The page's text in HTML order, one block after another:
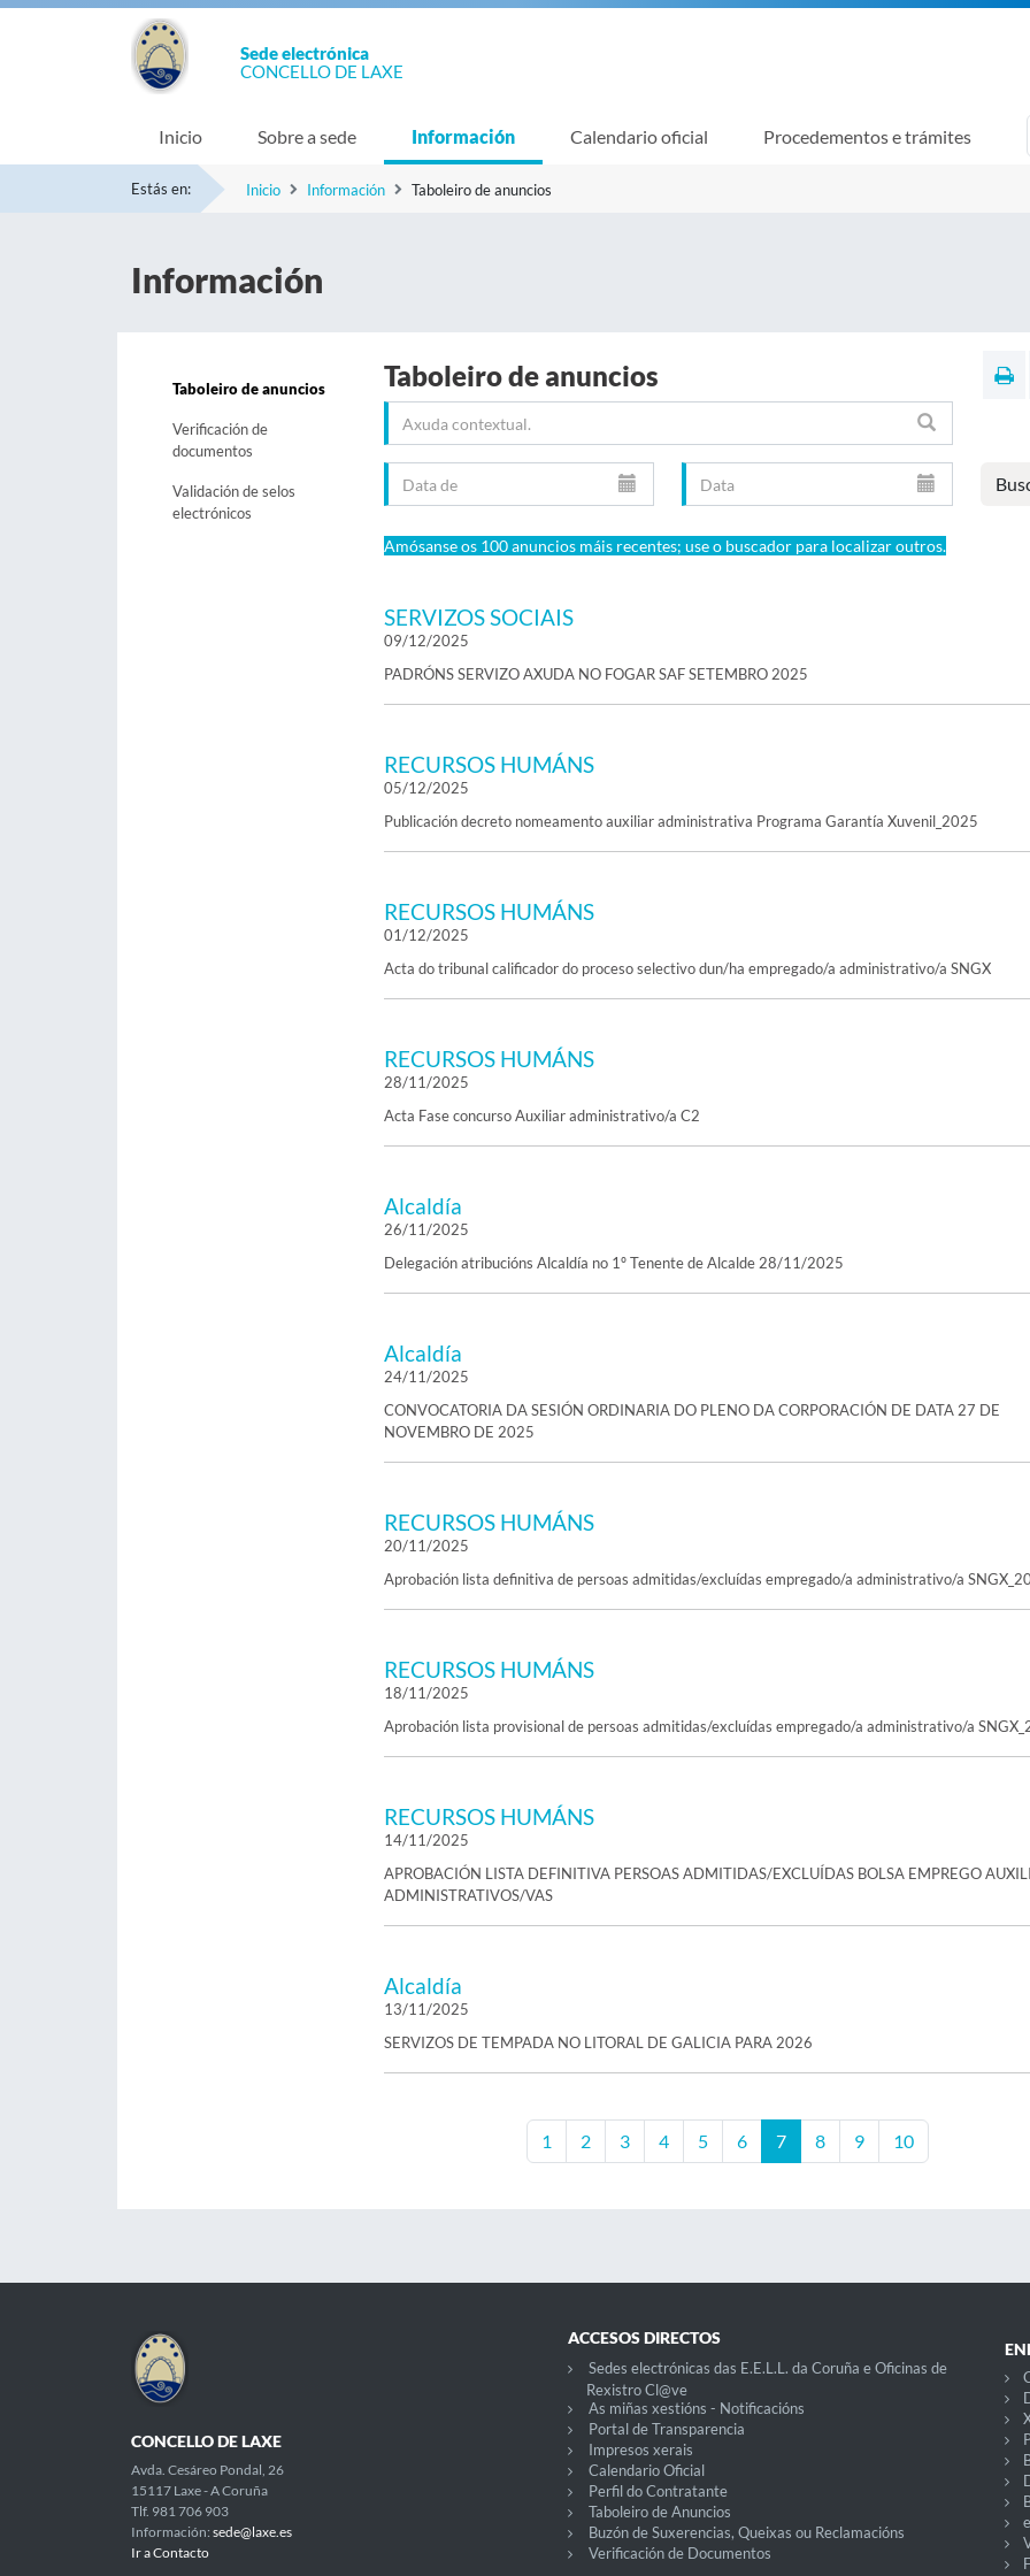
Sede electrónica
CONCELLO DE LAXE
Inicio Sobre a sede Información Calendario oficial Procedementos e trámites
Estás en: Inicio Información Taboleiro de anuncios
Información
Taboleiro de anuncios
Verificación de
documentos
Validación de selos
electrónicos
Taboleiro de anuncios
Amósanse os 100 anuncios máis recentes; use o buscador para localizar outros.
SERVIZOS SOCIAIS
09/12/2025
PADRÓNS SERVIZO AXUDA NO FOGAR SAF SETEMBRO 2025
RECURSOS HUMÁNS
05/12/2025
Publicación decreto nomeamento auxiliar administrativa Programa Garantía Xuvenil_2025
RECURSOS HUMÁNS
01/12/2025
Acta do tribunal calificador do proceso selectivo dun/ha empregado/a administrativo/a SNGX
RECURSOS HUMÁNS
28/11/2025
Acta Fase concurso Auxiliar administrativo/a C2
Alcaldía
26/11/2025
Delegación atribucións Alcaldía no 1º Tenente de Alcalde 28/11/2025
Alcaldía
24/11/2025
CONVOCATORIA DA SESIÓN ORDINARIA DO PLENO DA CORPORACIÓN DE DATA 27 DE
NOVEMBRO DE 2025
RECURSOS HUMÁNS
20/11/2025
Aprobación lista definitiva de persoas admitidas/excluídas empregado/a administrativo/a
RECURSOS HUMÁNS
18/11/2025
Aprobación lista provisional de persoas admitidas/excluídas empregado/a administrativo/a
RECURSOS HUMÁNS
14/11/2025
APROBACIÓN LISTA DEFINITIVA PERSOAS ADMITIDAS/EXCLUÍDAS BOLSA EMPREGO
ADMINISTRATIVOS/VAS
Alcaldía
13/11/2025
SERVIZOS DE TEMPADA NO LITORAL DE GALICIA PARA 2026
1 2 3 4 5 6 7 8 9 10
CONCELLO DE LAXE
Avda. Cesáreo Pondal, 26
15117 Laxe - A Coruña
Tlf. 981 706 903
Información: sede@laxe.es
Ir a Contacto
ACCESOS DIRECTOS
Sedes electrónicas das E.E.L.L. da Coruña e Oficinas de
Rexistro Cl@ve
As miñas xestións - Notificacións
Portal de Transparencia
Impresos xerais
Calendario Oficial
Perfil do Contratante
Taboleiro de Anuncios
Buzón de Suxerencias, Queixas ou Reclamacións
Verificación de Documentos